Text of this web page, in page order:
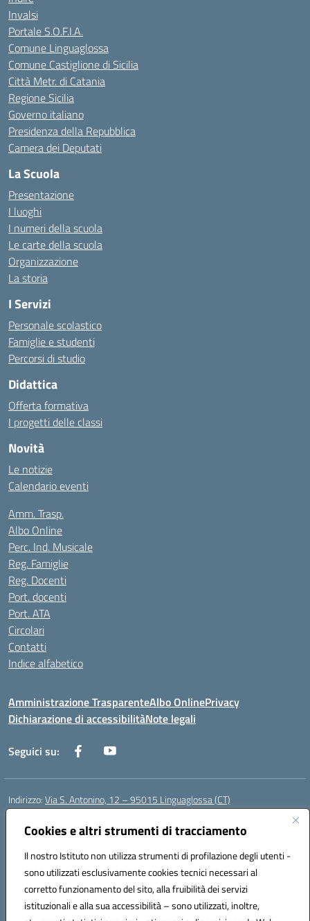
Cookies e altri strumenti di tracciamento
Il nostro Istituto non utilizza strumenti di profilazione degli utenti -
sono utilizzati esclusivamente cookies tecnici necessari al
corretto funzionamento del sito, alla fruibilità dei servizi
istituzionali e alla sua accessibilità – sono utilizzati, inoltre,
Invalsi
Portale S.O.F.I.A.
Comune Linguaglossa
Comune Castiglione di Sicilia
Città Metr. di Catania
Regione Sicilia
Governo italiano
Presidenza della Repubblica
Camera dei Deputati
La Scuola
Presentazione
I luoghi
I numeri della scuola
Le carte della scuola
Organizzazione
La storia
I Servizi
Personale scolastico
Famiglie e studenti
Percorsi di studio
Didattica
Offerta formativa
I progetti delle classi
Novità
Le notizie
Calendario eventi
Amm. Trasp.
Albo Online
Perc. Ind. Musicale
Reg. Famiglie
Reg. Docenti
Port. docenti
Port. ATA
Circolari
Contatti
Indice alfabetico
Amministrazione TrasparenteAlbo OnlinePrivacy
Dichiarazione di accessibilitàNote legali
Seguici su:
Indirizzo:Via S. Antonino, 12 – 95015 Linguaglossa (CT)
Centralino:
Posta elettronica certificata (PEC):ctic83200r@pec.istruzione.it
Codice fiscale: 83002470876
Codice meccanografico:CTIC83200R
Codice Indice delle Pubbliche Amministrazioni (IPA): istsc_CTIC83200R
Codice unico di fatturazione (CUF): UF7TEB